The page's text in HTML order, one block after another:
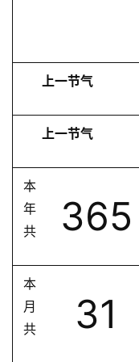
上一节气
上一节气
本
年
共
365
本
月
共
31